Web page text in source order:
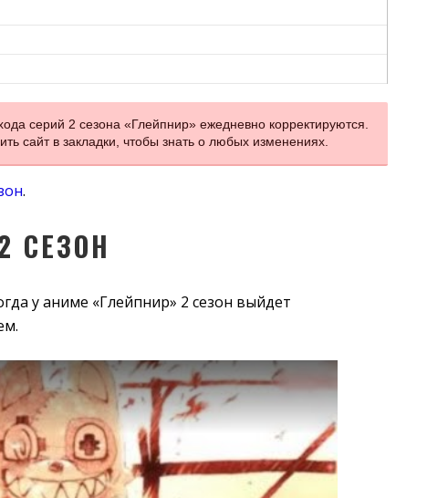
серий 2 сезона «Глейпнир» ежедневно корректируются.
сайт в закладки, чтобы знать о любых изменениях.
.
СЕЗОН
у аниме «Глейпнир» 2 сезон выйдет